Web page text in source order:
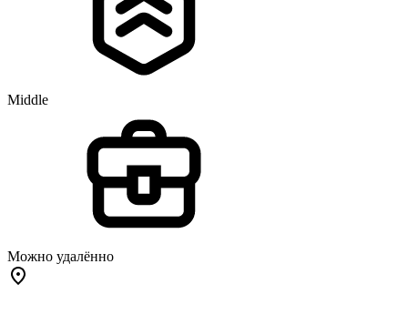
Middle
Можно удалённо